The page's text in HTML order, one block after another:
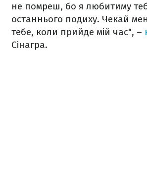
не помреш, бо я любитиму
останнього подиху. Чекай
тебе, коли прийде мій час", –
Сінагра.